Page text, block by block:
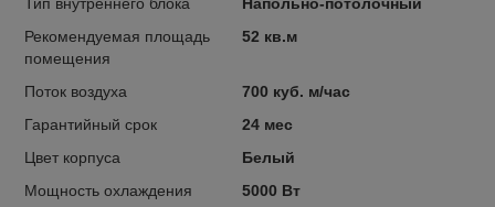
Рекомендуемая площадь
помещения
52 кв.м
Поток воздуха
700 куб. м/час
Гарантийный срок
24 мес
Цвет корпуса
Белый
Мощность охлаждения
5000 Вт